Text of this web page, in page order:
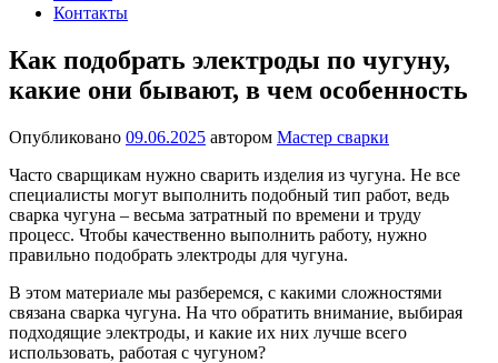
Контакты
Как подобрать электроды по чугуну,
какие они бывают, в чем особенность
Опубликовано 09.06.2025 автором Мастер сварки
Часто сварщикам нужно сварить изделия из чугуна. Не все
специалисты могут выполнить подобный тип работ, ведь
сварка чугуна – весьма затратный по времени и труду
процесс. Чтобы качественно выполнить работу, нужно
правильно подобрать электроды для чугуна.
В этом материале мы разберемся, с какими сложностями
связана сварка чугуна. На что обратить внимание, выбирая
подходящие электроды, и какие их них лучше всего
использовать, работая с чугуном?